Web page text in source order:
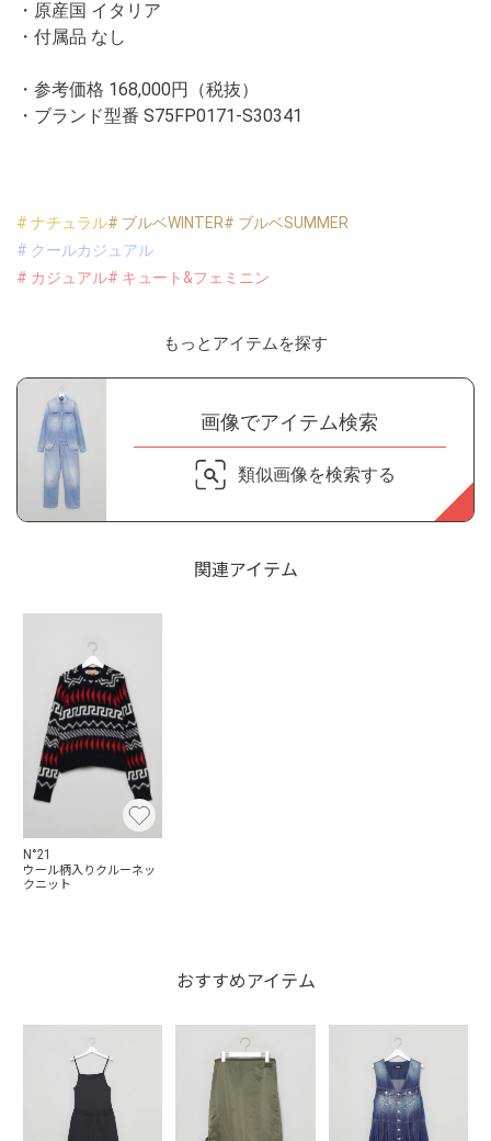
・原産国 イタリア
・付属品 なし
・参考価格 168,000円（税抜）
・ブランド型番 S75FP0171-S30341
# ナチュラル# ブルベWINTER# ブルベSUMMER
# クールカジュアル
# カジュアル# キュート&フェミニン
もっとアイテムを探す
画像でアイテム検索
類似画像を検索する
関連アイテム
N°21
ウール柄入りクルーネッ
クニット
おすすめアイテム